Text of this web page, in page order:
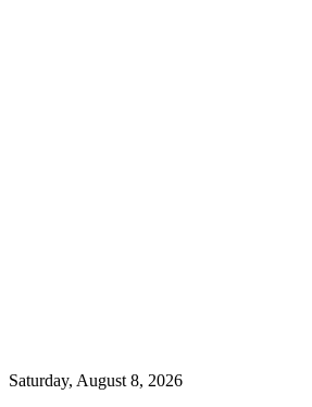
Saturday, August 8, 2026